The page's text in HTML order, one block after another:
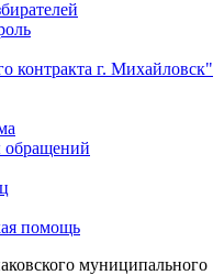
контракта г. Михайловск"
обращений
помощь
муниципального